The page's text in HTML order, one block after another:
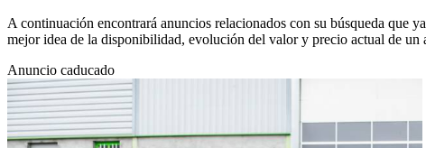
A continuación encontrará anuncios relacionados con su búsqueda que
mejor idea de la disponibilidad, evolución del valor y precio actual de
Anuncio caducado